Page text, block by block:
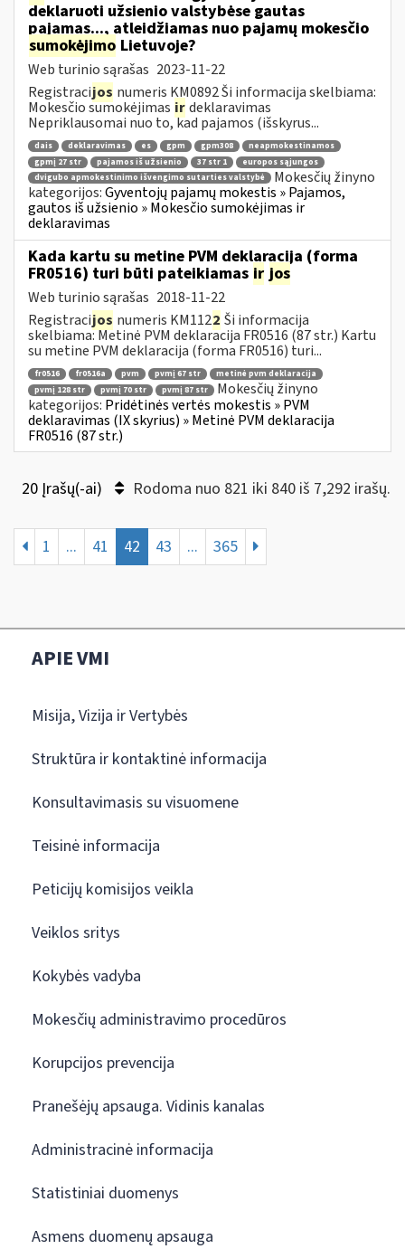
deklaruoti užsienio valstybėse gautas
pajamas..., atleidžiamas nuo pajamų mokesčio
sumokėjimo Lietuvoje?
Web turinio sąrašas 2023-11-22
Registracijos numeris KM0892 Ši informacija skelbiama:
Mokesčio sumokėjimas irdeklaravimas
Nepriklausomai nuo to, kad pajamos (išskyrus...
dais deklaravimas es gpm gpm308
neapmokestinamos
gpmį 27 str
pajamos iš užsienio 37 str 1
europos sąjungos
dvigubo apmokestinimo išvengimo sutarties valstybė
Mokesčių žinyno
kategorijos:Gyventojų pajamų mokestis » Pajamos,
gautos iš užsienio » Mokesčio sumokėjimas ir
deklaravimas
Kada kartu su metine PVM deklaracija (forma
FR0516) turi būti pateikiamas ir jos
Web turinio sąrašas 2018-11-22
Registracijos numeris KM1122 Ši informacija
skelbiama: Metinė PVM deklaracija FR0516 (87 str.) Kartu
su metine PVM deklaracija (forma FR0516) turi...
fr0516 fr0516a pvm pvmį 67 str
metinė pvm deklaracija
pvmį 128 str
pvmį 70 str pvmį 87 str
Mokesčių žinyno
kategorijos: Pridėtinės vertės mokestis » PVM
deklaravimas (IX skyrius) » Metinė PVM deklaracija
FR0516 (87 str.)
20 Įrašų(-ai) Rodoma nuo 821 iki 840 iš 7,292 irašų.
1 ... 41 42 43 ... 365
APIE VMI
Misija, Vizija ir Vertybės
Struktūra ir kontaktinė informacija
Konsultavimasis su visuomene
Teisinė informacija
Peticijų komisijos veikla
Veiklos sritys
Kokybės vadyba
Mokesčių administravimo procedūros
Korupcijos prevencija
Pranešėjų apsauga. Vidinis kanalas
Administracinė informacija
Statistiniai duomenys
Asmens duomenų apsauga